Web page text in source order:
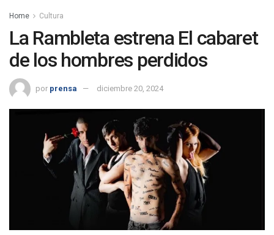
Home Cultura
La Rambleta estrena El cabaret
de los hombres perdidos
por prensa diciembre 20, 2024